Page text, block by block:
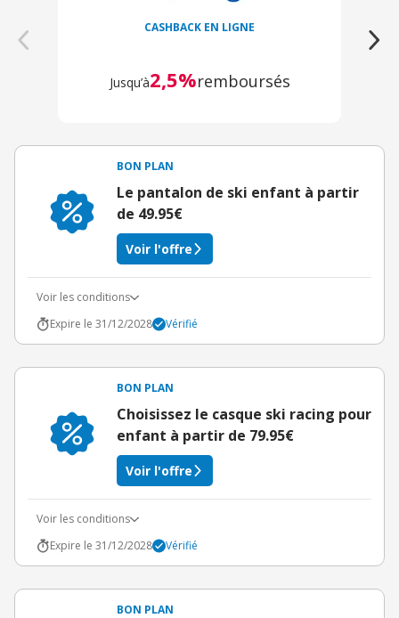
CASHBACK EN LIGNE
Jusqu’à2,5%remboursés
BON PLAN
Le pantalon de ski enfant à partir
de 49.95€
Voir l'offre
Voir les conditions
Expire le 31/12/2028
Vérifié
BON PLAN
Choisissez le casque ski racing pour
enfant à partir de 79.95€
Voir l'offre
Voir les conditions
Expire le 31/12/2028
Vérifié
BON PLAN